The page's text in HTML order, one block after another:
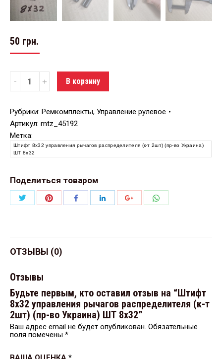
50 грн.
Количество В корзину
Рубрики: Ремкомплекты, Управление рулевое
Артикул: mtz_45192
Метка:
Штифт 8х32 управления рычагов распределителя (к-т 2шт) (пр-во Украина)
ШТ 8х32
Поделиться товаром
ПоделитьсяПоделитьсяПоделитьсяПоделитьсяПоделиться
ОТЗЫВЫ (0)
Отзывы
Будьте первым, кто оставил отзыв на “Штифт
8х32 управления рычагов распределителя (к-т
2шт) (пр-во Украина) ШТ 8х32”
Ваш адрес email не будет опубликован. Обязательные
поля помечены *